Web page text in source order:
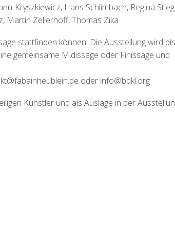
Kryszkiewicz, Hans Schlimbach, Regina
Martin Zellerhoff, Thomas Zika
stattfinden können. Die Ausstellung wird bis
gemeinsame Midissage oder Finissage und
oder info@bbkl.org
Künstler und als Auslage in der